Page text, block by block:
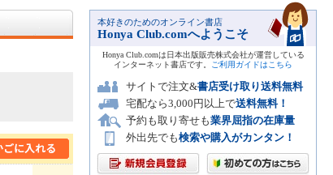
本好きのためのオンライン書店
Honya Club.comへようこそ
Honya Club.comは日本出版販売株式会社が運営している
インターネット書店です。
ご利用ガイドはこちら
サイトで注文&書店受け取り送料無料
宅配なら3,000円以上で送料無料！
予約も取り寄せも業界屈指の在庫量
外出先でも検索や購入がカンタン！